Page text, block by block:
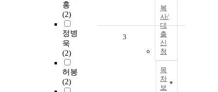
홍
(2)
정병
욱
(2)
허봉
(2)
복
사/
대
출
신
청
목
차
보
3